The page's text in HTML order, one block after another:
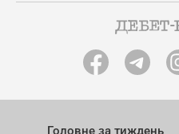
Головне за тиждень